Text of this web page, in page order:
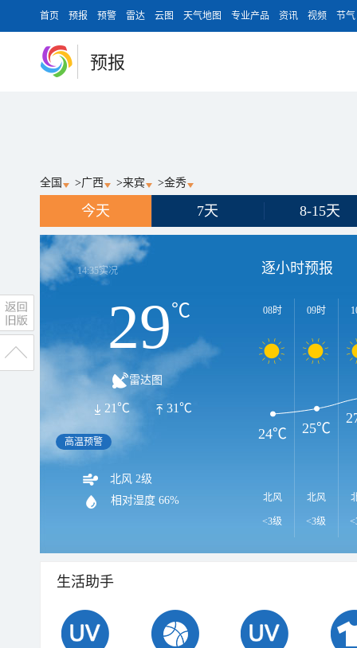
首页 预报 预警 雷达 云图 天气地图 专业产品 资讯 视频 节气
预报
全国 >广西 >来宾 >金秀
今天 7天 8-15天
14:35实况
29℃
雷达图
31℃
21℃
高温预警
北风 2级
相对湿度 66%
逐小时预报
08时
北风
<3级
09时
北风
<3级
24℃ 25℃
生活助手